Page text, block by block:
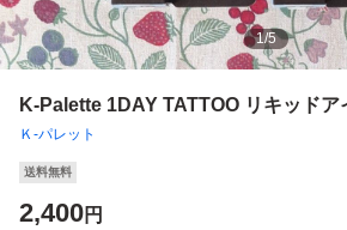
1/5
K-Palette 1DAY TATTOO リキッドア
Ｋ-パレット
送料無料
2,400円